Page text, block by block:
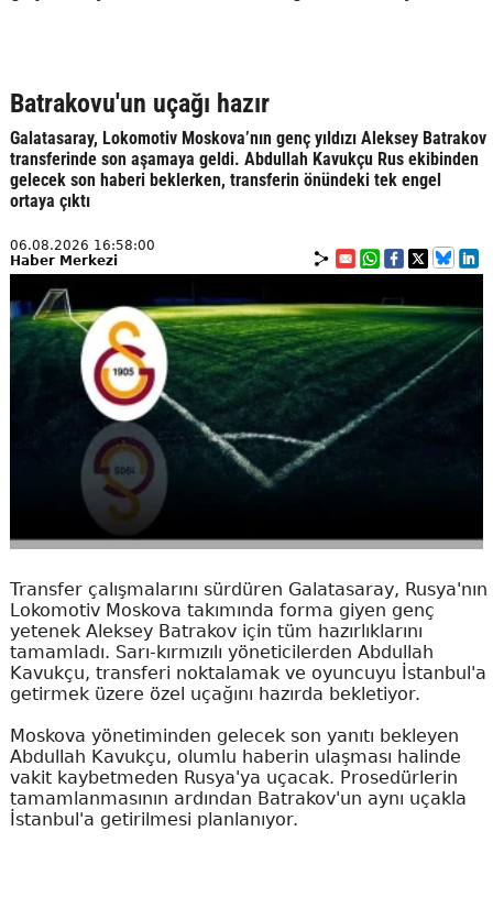
Batrakovu'un uçağı hazır
Galatasaray, Lokomotiv Moskova’nın genç yıldızı Aleksey Batrakov
transferinde son aşamaya geldi. Abdullah Kavukçu Rus ekibinden
gelecek son haberi beklerken, transferin önündeki tek engel
ortaya çıktı
06.08.2026 16:58:00
Haber Merkezi
Transfer çalışmalarını sürdüren Galatasaray, Rusya'nın
Lokomotiv Moskova takımında forma giyen genç
yetenek Aleksey Batrakov için tüm hazırlıklarını
tamamladı. Sarı-kırmızılı yöneticilerden Abdullah
Kavukçu, transferi noktalamak ve oyuncuyu İstanbul'a
getirmek üzere özel uçağını hazırda bekletiyor.
Moskova yönetiminden gelecek son yanıtı bekleyen
Abdullah Kavukçu, olumlu haberin ulaşması halinde
vakit kaybetmeden Rusya'ya uçacak. Prosedürlerin
tamamlanmasının ardından Batrakov'un aynı uçakla
İstanbul'a getirilmesi planlanıyor.